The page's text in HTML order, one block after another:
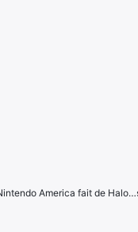
America fait de